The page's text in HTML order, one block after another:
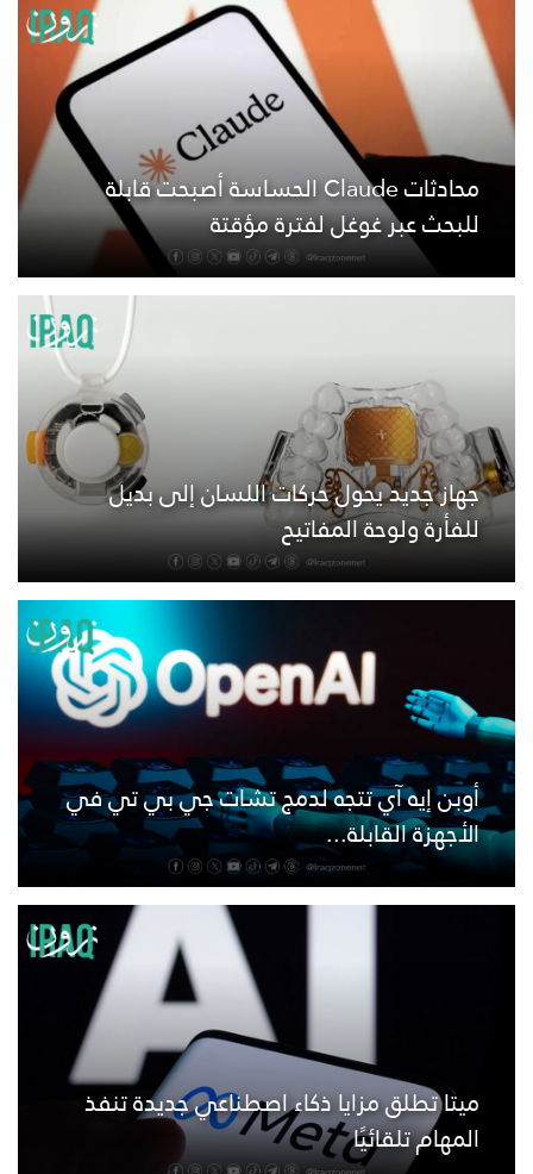
محادثات Claude الحساسة أصبحت قابلة
للبحث عبر غوغل لفترة مؤقتة
جهاز جديد يحول حركات اللسان إلى بديل
للفأرة ولوحة المفاتيح
أوبن إيه آي تتجه لدمج تشات جي بي تي في
الأجهزة القابلة...
ميتا تطلق مزايا ذكاء اصطناعي جديدة تنفذ
المهام تلقائيًا